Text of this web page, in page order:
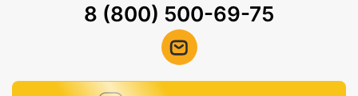
8 (800) 500-69-75